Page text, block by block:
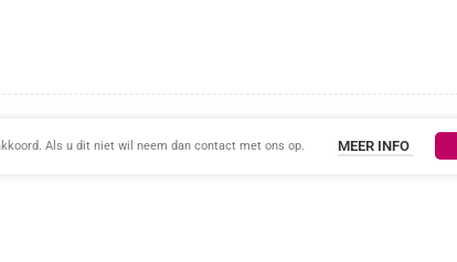
Als u dit niet wil neem dan contact met ons op. MEER INFO
and the Google Privacy Policy and